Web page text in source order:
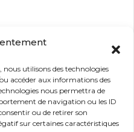
nous utilisons des technologies
accéder aux informations des
nous permettra de
de navigation ou les ID
ou de retirer son
sur certaines caractéristiques